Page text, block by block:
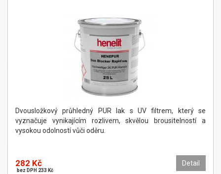
Dvousložkový průhledný PUR lak s UV filtrem, který se
vyznačuje vynikajícím rozlivem, skvělou brousitelností a
vysokou odolností vůči oděru.
Detail
282 Kč
bez DPH 233 Kč